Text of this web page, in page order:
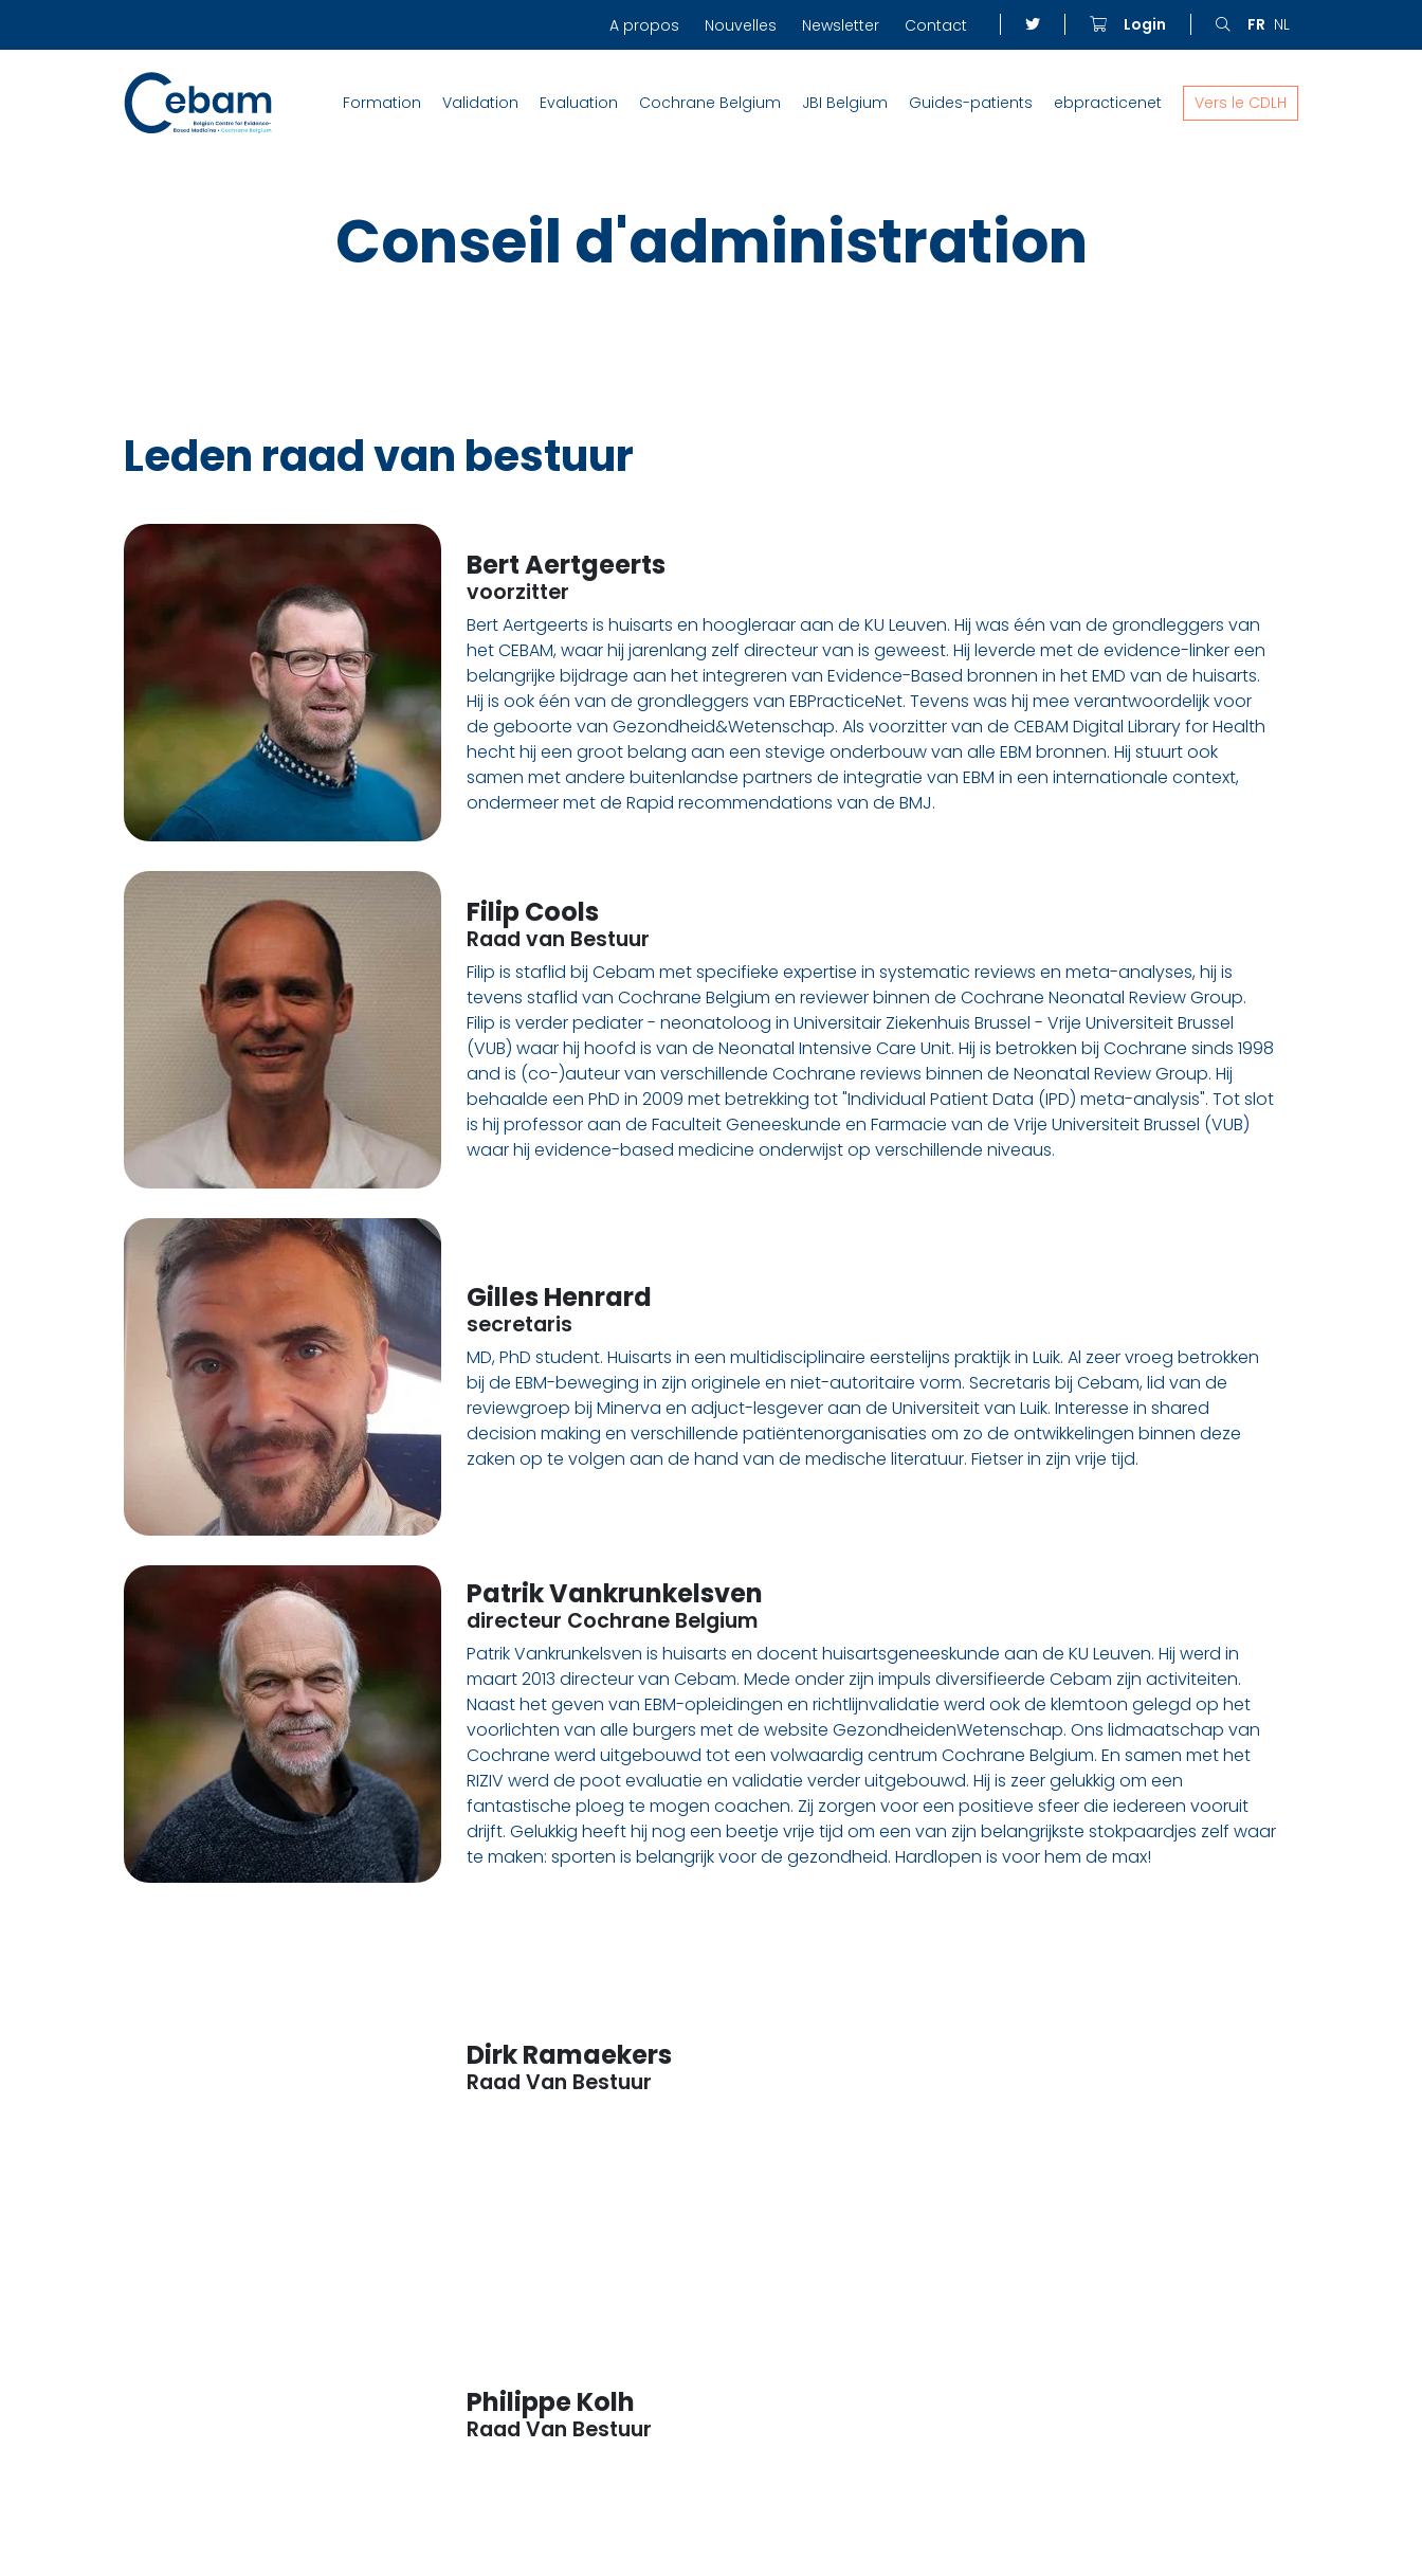
A propos Nouvelles Newsletter Contact Login FR NL
Formation Validation Evaluation Cochrane Belgium JBI Belgium Guides-patients ebpracticenet Vers le CDLH
Conseil d'administration
Leden raad van bestuur
Bert Aertgeerts
voorzitter
Bert Aertgeerts is huisarts en hoogleraar aan de KU Leuven. Hij was één van de grondleggers van
het CEBAM, waar hij jarenlang zelf directeur van is geweest. Hij leverde met de evidence-linker een
belangrijke bijdrage aan het integreren van Evidence-Based bronnen in het EMD van de huisarts.
Hij is ook één van de grondleggers van EBPracticeNet. Tevens was hij mee verantwoordelijk voor
de geboorte van Gezondheid&Wetenschap. Als voorzitter van de CEBAM Digital Library for Health
hecht hij een groot belang aan een stevige onderbouw van alle EBM bronnen. Hij stuurt ook
samen met andere buitenlandse partners de integratie van EBM in een internationale context,
ondermeer met de Rapid recommendations van de BMJ.
Filip Cools
Raad van Bestuur
Filip is staflid bij Cebam met specifieke expertise in systematic reviews en meta-analyses, hij is
tevens staflid van Cochrane Belgium en reviewer binnen de Cochrane Neonatal Review Group.
Filip is verder pediater - neonatoloog in Universitair Ziekenhuis Brussel - Vrije Universiteit Brussel
(VUB) waar hij hoofd is van de Neonatal Intensive Care Unit. Hij is betrokken bij Cochrane sinds 1998
and is (co-)auteur van verschillende Cochrane reviews binnen de Neonatal Review Group. Hij
behaalde een PhD in 2009 met betrekking tot "Individual Patient Data (IPD) meta-analysis". Tot slot
is hij professor aan de Faculteit Geneeskunde en Farmacie van de Vrije Universiteit Brussel (VUB)
waar hij evidence-based medicine onderwijst op verschillende niveaus.
Gilles Henrard
secretaris
MD, PhD student. Huisarts in een multidisciplinaire eerstelijns praktijk in Luik. Al zeer vroeg betrokken
bij de EBM-beweging in zijn originele en niet-autoritaire vorm. Secretaris bij Cebam, lid van de
reviewgroep bij Minerva en adjuct-lesgever aan de Universiteit van Luik. Interesse in shared
decision making en verschillende patiëntenorganisaties om zo de ontwikkelingen binnen deze
zaken op te volgen aan de hand van de medische literatuur. Fietser in zijn vrije tijd.
Patrik Vankrunkelsven
directeur Cochrane Belgium
Patrik Vankrunkelsven is huisarts en docent huisartsgeneeskunde aan de KU Leuven. Hij werd in
maart 2013 directeur van Cebam. Mede onder zijn impuls diversifieerde Cebam zijn activiteiten.
Naast het geven van EBM-opleidingen en richtlijnvalidatie werd ook de klemtoon gelegd op het
voorlichten van alle burgers met de website GezondheidenWetenschap. Ons lidmaatschap van
Cochrane werd uitgebouwd tot een volwaardig centrum Cochrane Belgium. En samen met het
RIZIV werd de poot evaluatie en validatie verder uitgebouwd. Hij is zeer gelukkig om een
fantastische ploeg te mogen coachen. Zij zorgen voor een positieve sfeer die iedereen vooruit
drijft. Gelukkig heeft hij nog een beetje vrije tijd om een van zijn belangrijkste stokpaardjes zelf waar
te maken: sporten is belangrijk voor de gezondheid. Hardlopen is voor hem de max!
Dirk Ramaekers
Raad Van Bestuur
Philippe Kolh
Raad Van Bestuur